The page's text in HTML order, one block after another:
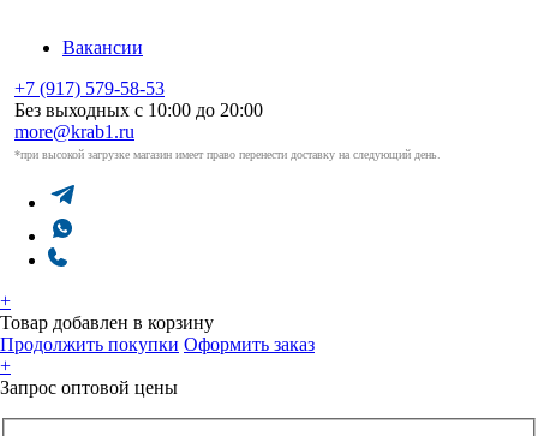
Вакансии
+7 (917) 579-58-53
Без выходных с 10:00 до 20:00
more@krab1.ru
*при высокой загрузке магазин имеет право перенести доставку на следующий день.
+
Товар добавлен в корзину
Продолжить покупки Оформить заказ
+
Запрос оптовой цены